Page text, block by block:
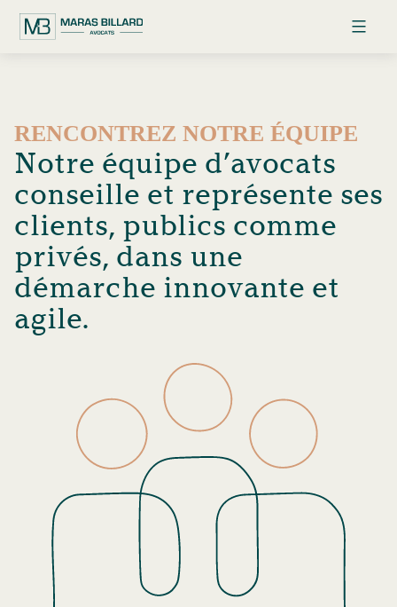
Aller
Billard
Avocats
RENCONTREZ NOTRE ÉQUIPE
Notre équipe d’avocats
conseille et représente ses
clients, publics comme
privés, dans une
démarche innovante et
agile.